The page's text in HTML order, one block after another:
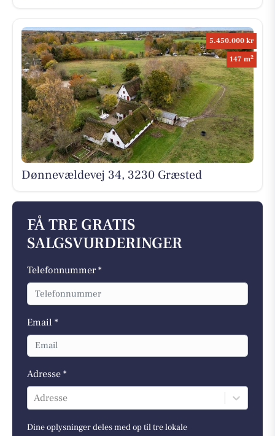
5.450.000 kr
147 m2
Dønnevældevej 34, 3230 Græsted
FÅ TRE GRATIS
SALGSVURDERINGER
Telefonnummer *
Email *
Adresse *
Adresse
Dine oplysninger deles med op til tre lokale